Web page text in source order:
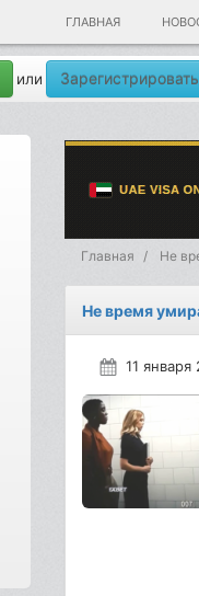
ГЛАВНАЯ
или
Главная Не
Не время
11 января